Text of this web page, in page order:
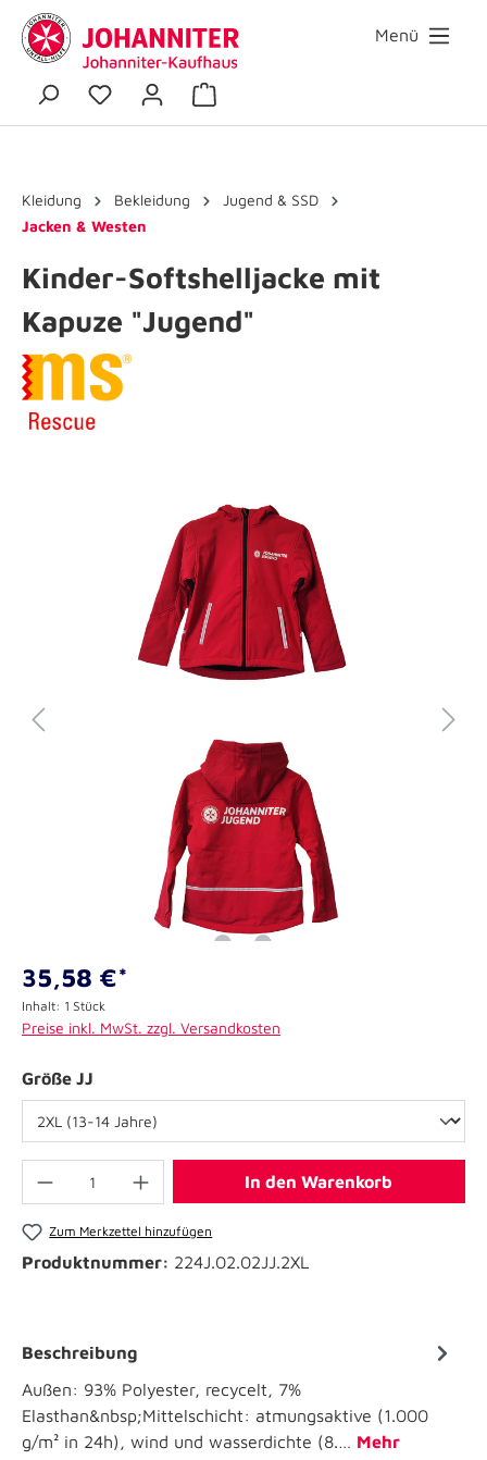
Menü
Kleidung Bekleidung
Jugend & SSD
Jacken & Westen
Kinder-Softshelljacke mit
Kapuze "Jugend"
35,58 €*
Inhalt: 1 Stück
Preise inkl. MwSt. zzgl. Versandkosten
Größe JJ
In den Warenkorb
Zum Merkzettel hinzufügen
Produktnummer: 224J.02.02JJ.2XL
Beschreibung
Außen: 93% Polyester, recycelt, 7%
Elasthan&nbsp;Mittelschicht: atmungsaktive (1.000
g/m² in 24h), wind und wasserdichte (8.… Mehr